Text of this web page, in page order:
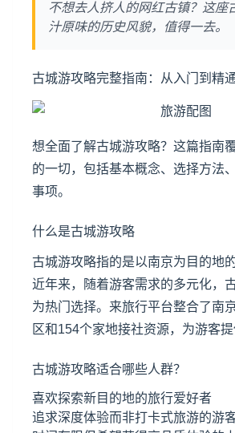
不想去人挤人的网红古镇？这座
汁原味的历史风貌，值得一去。
古城游攻略完整指南：从入门到精
想全面了解古城游攻略？这篇指南
的一切，包括基本概念、选择方法
事项。
什么是古城游攻略
古城游攻略指的是以南京为目的地
近年来，随着游客需求的多元化，
为热门选择。来旅行平台整合了南
区和154个家地接社资源，为游客提
古城游攻略适合哪些人群？
喜欢探索新目的地的旅行爱好者
追求深度体验而非打卡式旅游的游